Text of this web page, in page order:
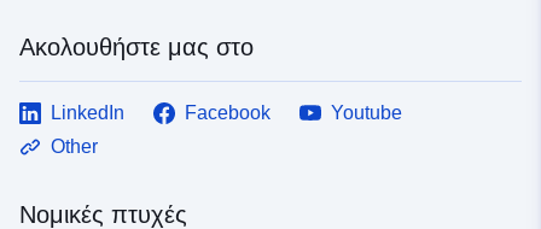
Ακολουθήστε μας στο
LinkedIn Facebook
Youtube
Other
Νομικές πτυχές